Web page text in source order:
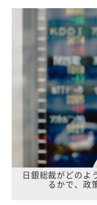
日銀総裁がどのよ
るかで、政